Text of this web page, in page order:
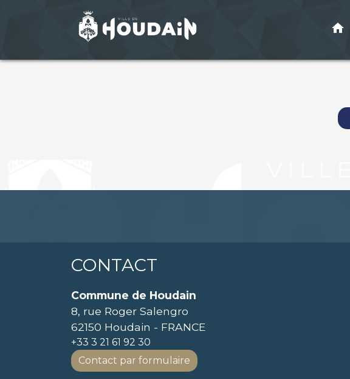
home
CONTACT
Commune de Houdain
8, rue Roger Salengro
62150 Houdain - FRANCE
+33 3 21 61 92 30
Contact par formulaire